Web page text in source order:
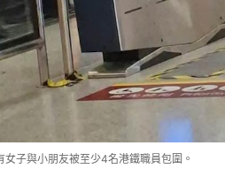
子與小朋友被至少4名港鐵職員包圍。